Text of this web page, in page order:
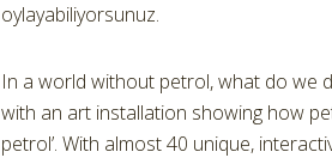
oylayabiliyorsunuz.
In a world without petrol, what do we
with an art installation showing how
petrol’. With almost 40 unique,